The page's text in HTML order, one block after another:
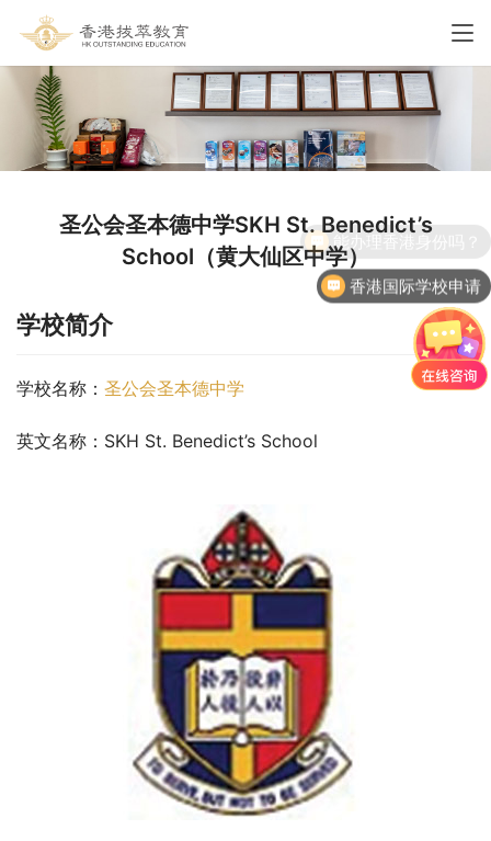
圣公会圣本德中学SKH St. Benedict’s
School（黄大仙区中学）
学校简介
学校名称： 圣公会圣本德中学
英文名称：SKH St. Benedict’s School
香港国际学校申请